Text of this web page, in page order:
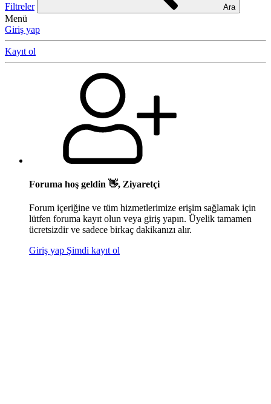
Filtreler Ara
Menü
Giriş yap
Kayıt ol
Foruma hoş geldin 👋, Ziyaretçi
Forum içeriğine ve tüm hizmetlerimize erişim sağlamak için
lütfen foruma kayıt olun veya giriş yapın. Üyelik tamamen
ücretsizdir ve sadece birkaç dakikanızı alır.
Giriş yap Şimdi kayıt ol